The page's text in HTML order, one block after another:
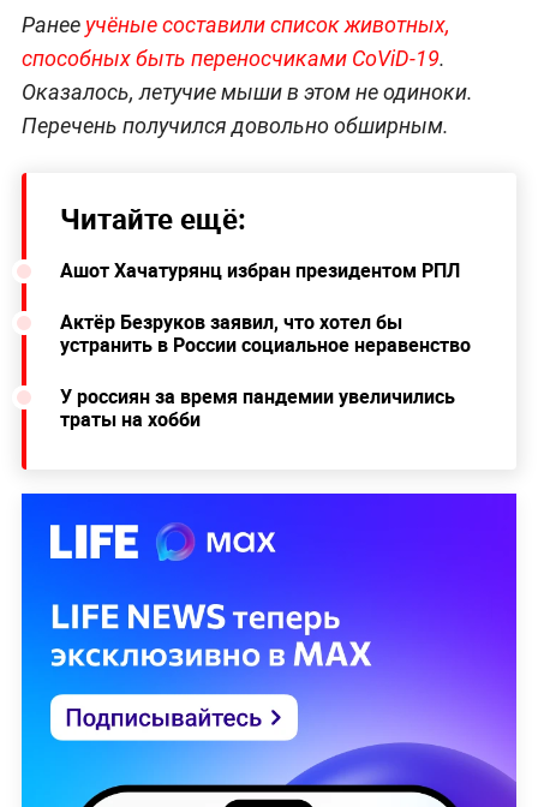
Ранее учёные составили список животных,
способных быть переносчиками CoViD-19.
Оказалось, летучие мыши в этом не одиноки.
Перечень получился довольно обширным.
Читайте ещё:
Ашот Хачатурянц избран президентом РПЛ
Актёр Безруков заявил, что хотел бы
устранить в России социальное неравенство
У россиян за время пандемии увеличились
траты на хобби